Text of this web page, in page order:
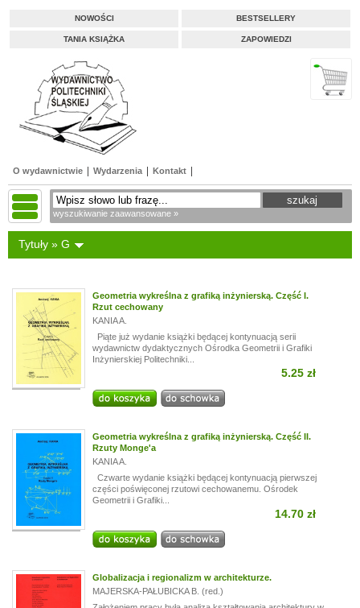
NOWOŚCI BESTSELLERY
TANIA KSIĄŻKA ZAPOWIEDZI
O wydawnictwie Wydarzenia Kontakt
wyszukiwanie zaawansowane »
Tytuły » G
Geometria wykreślna z grafiką inżynierską. Część I.
Rzut cechowany
KANIA A.
Piąte już wydanie książki będącej kontynuacją serii
wydawnictw dydaktycznych Ośrodka Geometrii i Grafiki
Inżynierskiej Politechniki...
5.25 zł
Geometria wykreślna z grafiką inżynierską. Część II.
Rzuty Monge'a
KANIA A.
Czwarte wydanie książki będącej kontynuacją pierwszej
części poświęconej rzutowi cechowanemu. Ośrodek
Geometrii i Grafiki...
14.70 zł
Globalizacja i regionalizm w architekturze.
MAJERSKA-PAŁUBICKA B. (red.)